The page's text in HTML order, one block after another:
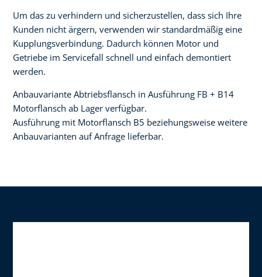
Um das zu verhindern und sicherzustellen, dass sich Ihre
Kunden nicht ärgern, verwenden wir standardmäßig eine
Kupplungsverbindung. Dadurch können Motor und
Getriebe im Servicefall schnell und einfach demontiert
werden.
Anbauvariante Abtriebsflansch in Ausführung FB + B14
Motorflansch ab Lager verfügbar.
Ausführung mit Motorflansch B5 beziehungsweise weitere
Anbauvarianten auf Anfrage lieferbar.